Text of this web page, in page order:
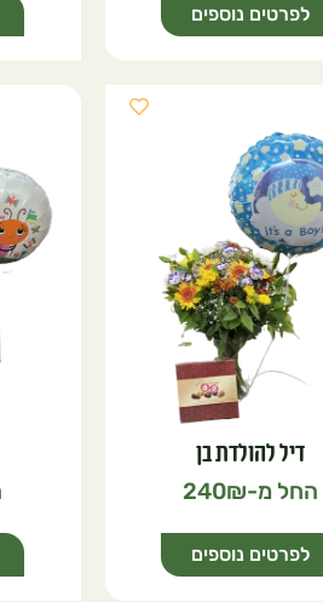
לפרטים נוספים
דיל להולדת בן
240
לפרטים נוספים